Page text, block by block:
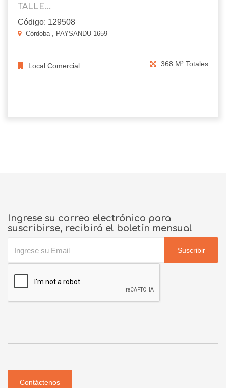
TALLE...
Código: 129508
Córdoba , PAYSANDU 1659
Local Comercial 368 M² Totales
Ingrese su correo electrónico para
suscribirse, recibirá el boletín mensual
Suscribir
Contáctenos